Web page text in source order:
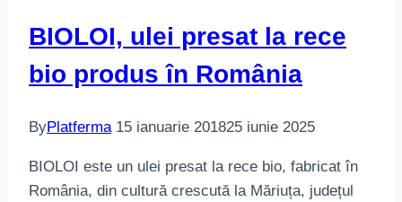
BIOLOI, ulei presat la rece
bio produs în România
ByPlatferma 15 ianuarie 201825 iunie 2025
BIOLOI este un ulei presat la rece bio, fabricat în
România, din cultură crescută la Măriuța, județul